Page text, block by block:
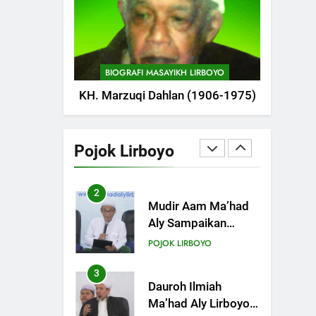
BIOGRAFI MASAYIKH LIRBOYO
KH. Marzuqi Dahlan (1906-1975)
Pojok Lirboyo
Tam-Taman Lirboyo:
MHM dan Ma’had
Aly Gelar Koreksian
Kitab Semester
Ganjil
POJOK LIRBOYO
2
Aly Sampaikan
Pentingnya
Dauroh Ilmiah
POJOK LIRBOYO
3
Dauroh Ilmiah
Ma’had Aly Lirboyo
Bahas Metode
Hadis Dhaif.
POJOK LIRBOYO
4
Dauroh Ilmiah &
Sanadan Kitab Al-